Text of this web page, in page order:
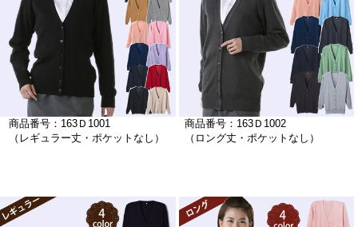
商品番号：163Ｄ1001
（レギュラー丈・ポケットなし）
商品番号：163Ｄ1002
（ロング丈・ポケットなし）